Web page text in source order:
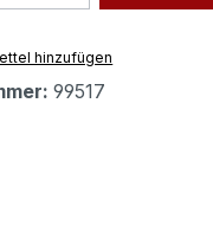
hinzufügen
99517